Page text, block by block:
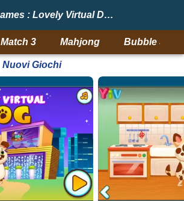
BestAllGames : Lovely Virtual Dog
Match 3 Mahjong Bubble
Nuovi Giochi